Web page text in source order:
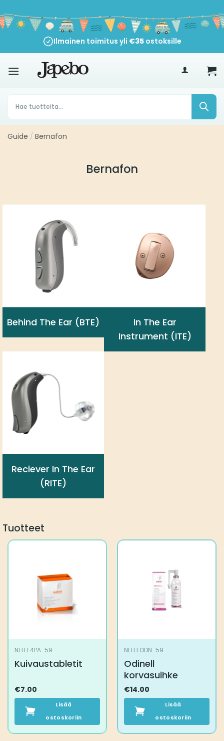
sisältöön
Ilmainen toimitus yli €35ostoksille
Products
search
Guide / Bernafon
Bernafon
Behind The Ear (BTE)
In The Ear
Instrument (ITE)
Reciever In The Ear
(RITE)
Tuotteet
NELL1 4PA-59
Kuivaustabletit
€7.00
Lisää
ostoskoriin
NELL1 ODN-59
Odinell
korvasuihke
€14.00
Lisää
ostoskoriin